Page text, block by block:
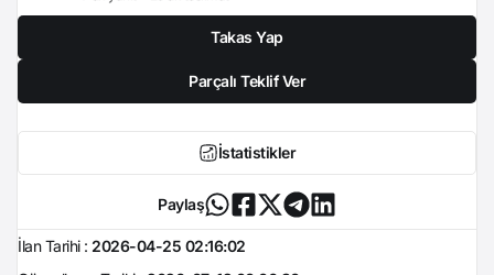
Takas Yap
Parçalı Teklif Ver
İstatistikler
Paylaş
İlan Tarihi : 2026-04-25 02:16:02